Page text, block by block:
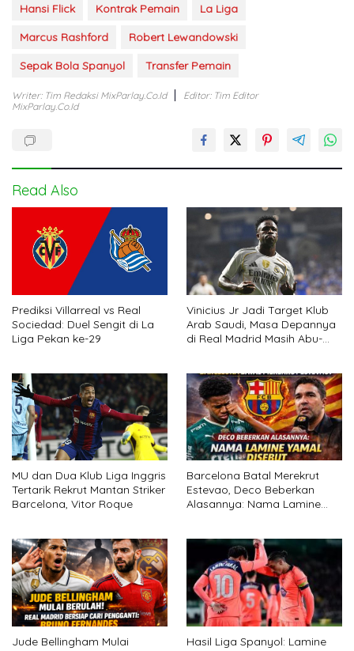
Hansi Flick
Kontrak Pemain
La Liga
Marcus Rashford
Robert Lewandowski
Sepak Bola Spanyol
Transfer Pemain
Writer: Tim Redaksi MixParlay.co.id
Editor: Tim Editor
MixParlay.co.id
Read Also
Prediksi Villarreal vs Real
Sociedad: Duel Sengit di La
Liga Pekan ke-29
Vinicius Jr Jadi Target Klub
Arab Saudi, Masa Depannya
di Real Madrid Masih Abu-
MU dan Dua Klub Liga Inggris
Tertarik Rekrut Mantan Striker
Barcelona, Vitor Roque
Barcelona Batal Merekrut
Estevao, Deco Beberkan
Alasannya: Nama Lamine
Jude Bellingham Mulai
Hasil Liga Spanyol: Lamine